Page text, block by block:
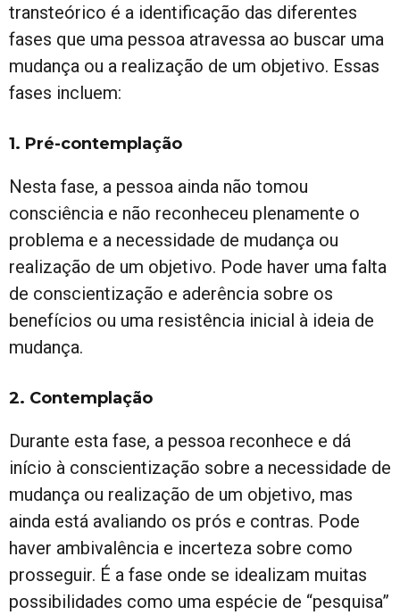
transteórico é a identificação das diferentes
fases que uma pessoa atravessa ao buscar uma
mudança ou a realização de um objetivo. Essas
fases incluem:
1. Pré-contemplação
Nesta fase, a pessoa ainda não tomou
consciência e não reconheceu plenamente o
problema e a necessidade de mudança ou
realização de um objetivo. Pode haver uma falta
de conscientização e aderência sobre os
benefícios ou uma resistência inicial à ideia de
mudança.
2. Contemplação
Durante esta fase, a pessoa reconhece e dá
início à conscientização sobre a necessidade de
mudança ou realização de um objetivo, mas
ainda está avaliando os prós e contras. Pode
haver ambivalência e incerteza sobre como
prosseguir. É a fase onde se idealizam muitas
possibilidades como uma espécie de “pesquisa”